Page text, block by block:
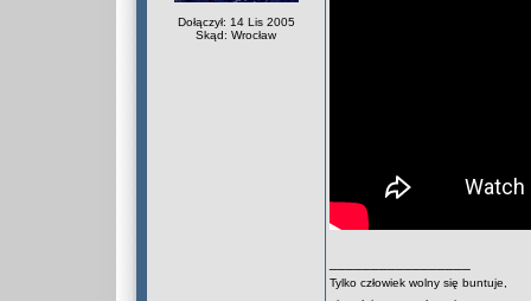
Dołączył: 14 Lis 2005
Skąd: Wrocław
Tylko człowiek wolny się buntuje,